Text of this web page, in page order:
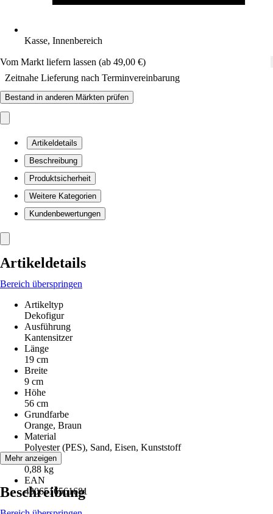
Kasse, Innenbereich
Vom Markt liefern lassen (ab 49,00 €)
Zeitnahe Lieferung nach Terminvereinbarung
Bestand in anderen Märkten prüfen
Artikeldetails
Beschreibung
Produktsicherheit
Weitere Kategorien
Kundenbewertungen
Artikeldetails
Bereich überspringen
Artikeltyp
Dekofigur
Ausführung
Kantensitzer
Länge
19 cm
Breite
9 cm
Höhe
56 cm
Grundfarbe
Orange, Braun
Material
Polyester (PES), Sand, Eisen, Kunststoff
Gewicht
0,88 kg
EAN
4306516561681
Mehr anzeigen
Beschreibung